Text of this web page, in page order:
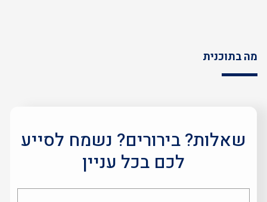
מה בתוכנית
שאלות? בירורים? נשמח לסייע
לכם בכל עניין
שם